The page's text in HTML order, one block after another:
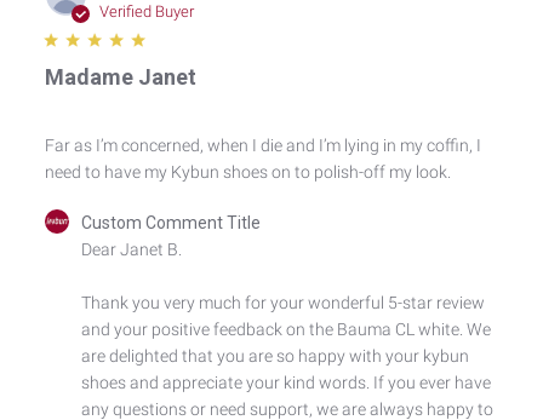
Verified Buyer
Madame Janet
Far as I’m concerned, when I die and I’m lying in my coffin, I
need to have my Kybun shoes on to polish-off my look.
Comments
Review
Custom
Comment
Custom Comment Title
Dear Janet B.
Thank you very much for your wonderful 5-star review
and your positive feedback on the Bauma CL white. We
are delighted that you are so happy with your kybun
shoes and appreciate your kind words. If you ever have
any questions or need support, we are always happy to